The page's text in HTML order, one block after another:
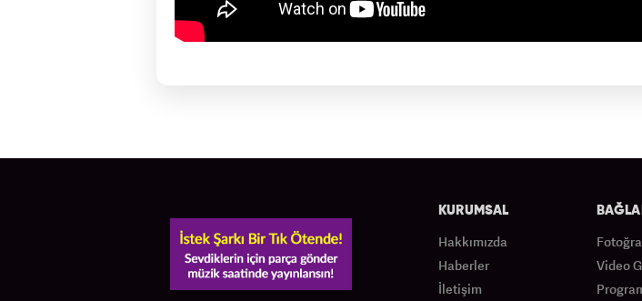
KURUMSAL
Hakkımızda
Haberler
İletişim
Video